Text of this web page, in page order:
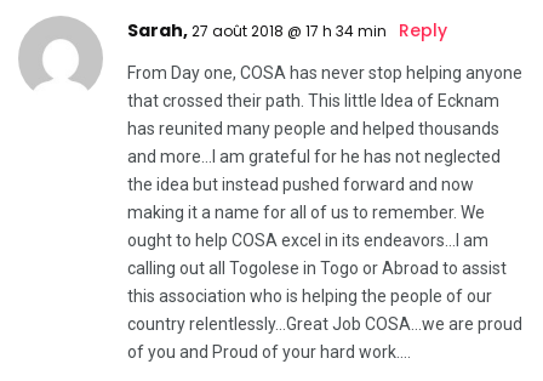
Sarah,27 août 2018 @ 17 h 34 min Reply
From Day one, COSA has never stop helping anyone
that crossed their path. This little Idea of Ecknam
has reunited many people and helped thousands
and more…I am grateful for he has not neglected
the idea but instead pushed forward and now
making it a name for all of us to remember. We
ought to help COSA excel in its endeavors…I am
calling out all Togolese in Togo or Abroad to assist
this association who is helping the people of our
country relentlessly…Great Job COSA…we are proud
of you and Proud of your hard work….